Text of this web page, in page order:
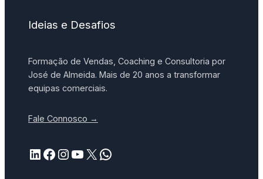
Ideias e Desafios
Formação de Vendas, Coaching e Consultoria por
José de Almeida. Mais de 20 anos a transformar
equipas comerciais.
Fale Connosco →
LinkedIn Facebook InstagramYouTube X WhatsApp